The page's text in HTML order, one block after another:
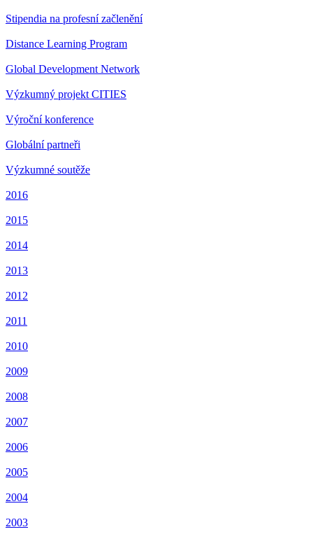
Stipendia na profesní začlenění
Distance Learning Program
Global Development Network
Výzkumný projekt CITIES
Výroční konference
Globální partneři
Výzkumné soutěže
2016
2015
2014
2013
2012
2011
2010
2009
2008
2007
2006
2005
2004
2003